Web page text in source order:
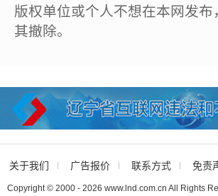
版权单位或个人不想在本网发
其撤除。
关于我们 广告报价 联系方式 免责
Copyright © 2000 - 2026 www.lnd.com.cn All Rights